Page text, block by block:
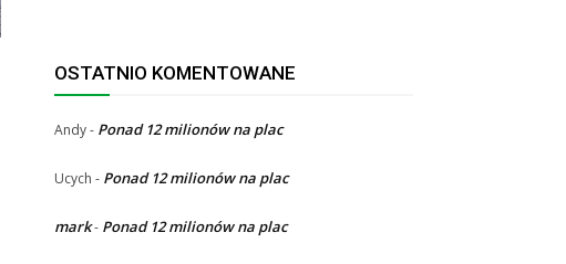
OSTATNIO KOMENTOWANE
Andy- Ponad 12 milionów na plac
Ucych - Ponad 12 milionów na plac
mark- Ponad 12 milionów na plac